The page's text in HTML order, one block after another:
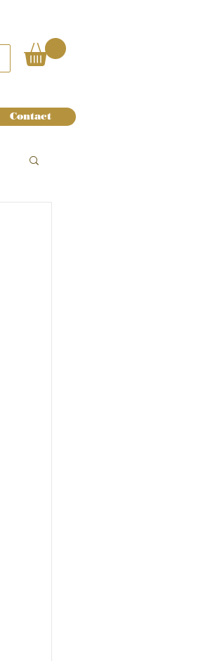
Contact